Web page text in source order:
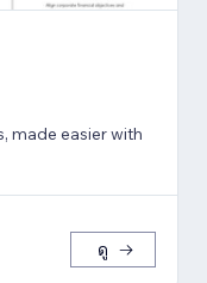
made easier with
ดู